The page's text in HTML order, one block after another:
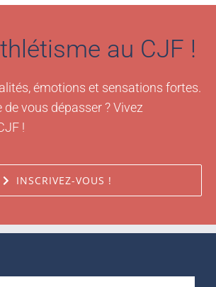
au CJF !
émotions et sensations fortes.
de vous dépasser ? Vivez
!
INSCRIVEZ-VOUS !